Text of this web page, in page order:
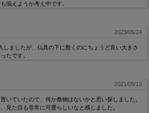
揃えようか考え中です。
2023/05/24
しましたが、仏具の下に敷くのにちょうど良い大きさ
たです。
2021/09/13
いていたので、何か敷物はないかと思い探しました。
見た目も非常に可愛らしいなと感じました。